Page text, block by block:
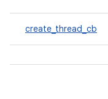
create_thread_cb